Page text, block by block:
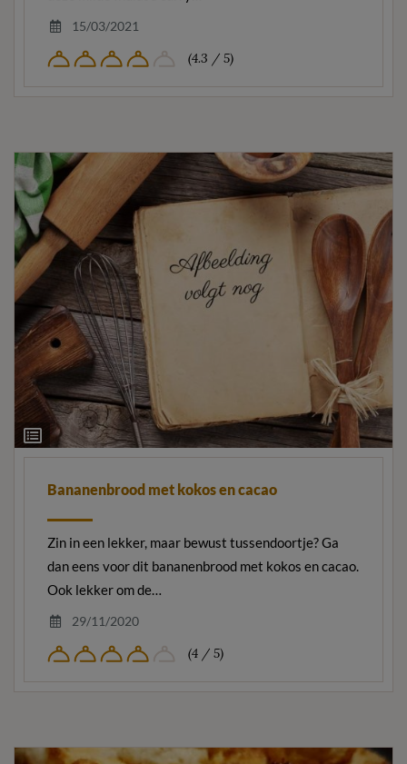
15/03/2021
(4.3 / 5)
Ingrediëntenlijst
Bananenbrood met kokos en cacao
Zin in een lekker, maar bewust tussendoortje? Ga
dan eens voor dit bananenbrood met kokos en cacao.
Ook lekker om de…
29/11/2020
(4 / 5)